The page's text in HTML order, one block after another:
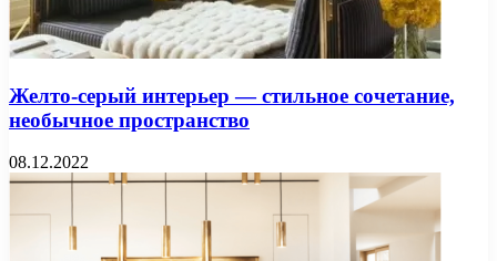
Желто-серый интерьер — стильное сочетание,
необычное пространство
08.12.2022